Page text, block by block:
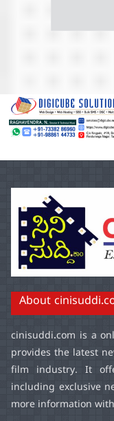
About
cinisuddi.com is a
provides the latest
film industry. It
including exclusive
more information